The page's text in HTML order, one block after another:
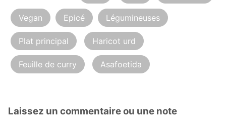
Vegan Epicé Légumineuses
Plat principal Haricot urd
Feuille de curry Asafoetida
Laissez un commentaire ou une note